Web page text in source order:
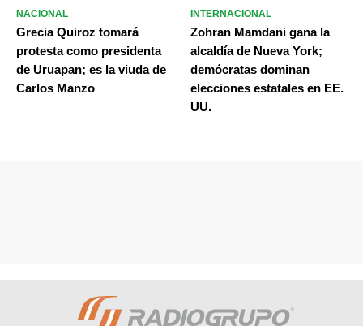
NACIONAL
Grecia Quiroz tomará
protesta como presidenta
de Uruapan; es la viuda de
Carlos Manzo
INTERNACIONAL
Zohran Mamdani gana la
alcaldía de Nueva York;
demócratas dominan
elecciones estatales en EE.
UU.